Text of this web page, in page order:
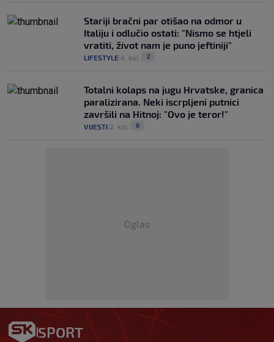
Stariji bračni par otišao na odmor u
Italiju i odlučio ostati: "Nismo se htjeli
vratiti, život nam je puno jeftiniji"
LIFESTYLE 4. kol. 2
Totalni kolaps na jugu Hrvatske, granica
paralizirana. Neki iscrpljeni putnici
završili na Hitnoj: "Ovo je teror!"
VIJESTI 2. kol. 8
Oglas
SPORT